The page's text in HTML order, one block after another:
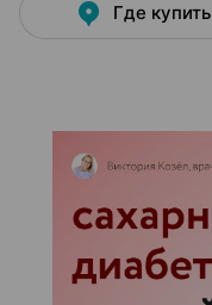
Где купить